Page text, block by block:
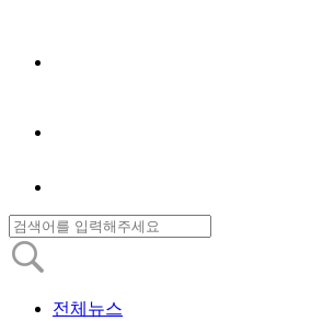
전체뉴스